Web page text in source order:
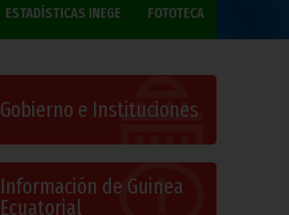
ESTADÍSTICAS INEGE FOTOTECA
Gobierno e Instituciones
Información de Guinea
Ecuatorial